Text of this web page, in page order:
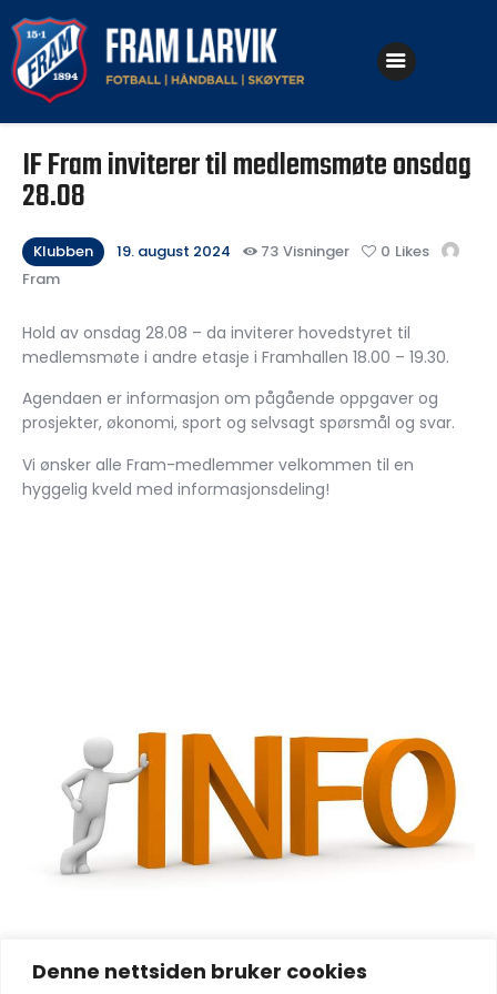
Denne nettsiden bruker cookies
Fotball
Skøyter
IF Fram inviterer til medlemsmøte onsdag
28.08
Klubben 19. august 2024 73 Visninger 0 Likes
Fram
Hold av onsdag 28.08 – da inviterer hovedstyret til
medlemsmøte i andre etasje i Framhallen 18.00 – 19.30.
Agendaen er informasjon om pågående oppgaver og
prosjekter, økonomi, sport og selvsagt spørsmål og svar.
Vi ønsker alle Fram-medlemmer velkommen til en
hyggelig kveld med informasjonsdeling!